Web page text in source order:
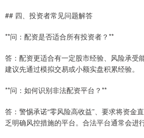
## 四、投资者常见问题解答
**问：配资是否适合所有投资者？**
答：配资更适合有一定股市经验、风险承受
建议先通过模拟交易或小额实盘积累经验。
**问：如何识别非法配资平台？**
答：警惕承诺“零风险高收益”、要求将资金
乏明确风控措施的平台。合法平台通常会进